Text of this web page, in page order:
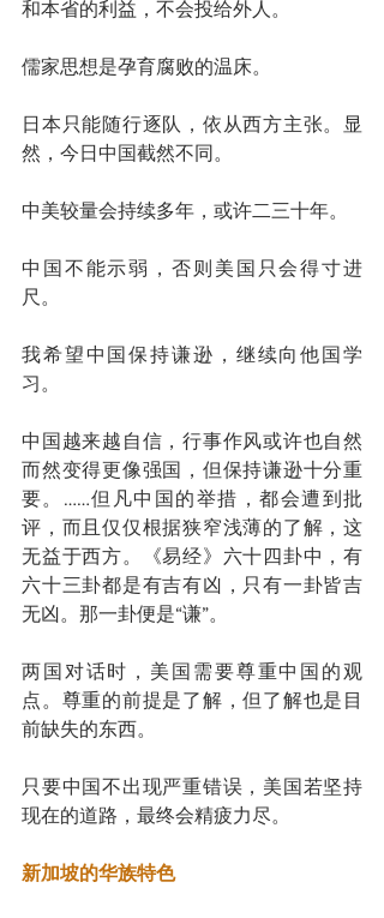
和本省的利益，不会投给外人。
儒家思想是孕育腐败的温床。
日本只能随行逐队，依从西方主张。显
然，今日中国截然不同。
中美较量会持续多年，或许二三十年。
中国不能示弱，否则美国只会得寸进
尺。
我希望中国保持谦逊，继续向他国学
习。
中国越来越自信，行事作风或许也自然
而然变得更像强国，但保持谦逊十分重
要。……但凡中国的举措，都会遭到批
评，而且仅仅根据狭窄浅薄的了解，这
无益于西方。《易经》六十四卦中，有
六十三卦都是有吉有凶，只有一卦皆吉
无凶。那一卦便是“谦”。
两国对话时，美国需要尊重中国的观
点。尊重的前提是了解，但了解也是目
前缺失的东西。
只要中国不出现严重错误，美国若坚持
现在的道路，最终会精疲力尽。
新加坡的华族特色